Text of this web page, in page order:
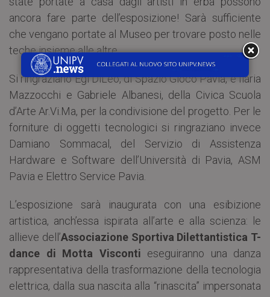
ancora fare parte dell’esposizione! Sarà sufficiente
che vengano portate al Museo per trovare posto nelle
teche insieme alle altre.
Si ringraziano Egi DiLeo, di Spazio Gioco Pavia, e Ilaria
Mazzocchi e Gabriele Albanesi, della Civica Scuola
d’Arte Ar.Vi.Ma, per la condivisione del progetto. Per le
forniture di oggetti tecnologici si ringraziano invece
Damiano Sommacal, del Servizio di Assistenza
Hardware e Software dell’Università di Pavia, ASM
Pavia e Elettro Service Pavia.
L’esposizione sarà inaugurata con una esibizione
artistica, anch’essa ispirata all’arte e alla scienza: le
allieve dell’Associazione Sportiva Dilettantistica T-
dance di Motta Visconti eseguiranno una danza
rappresentativa della trasformazione della tecnologia
elettrica, dalla sua nascita alla “rinascita” impersonata